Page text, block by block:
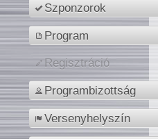
Szponzorok
Program
Regisztráció
Programbizottság
Versenyhelyszín